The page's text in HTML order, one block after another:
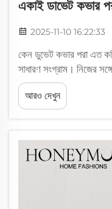
একাই ডাভেট কভার
2025-11-10 16:22:33
কেন ডুভেট কভার পরা এত
সাধারণ সংগ্রাম। নিজের
পাগলামির মতো, কিছু
ইনসার্টগুলি এতটাই বড় যে...
আরও দেখুন